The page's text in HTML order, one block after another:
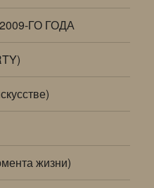
ГО ГОДА
жизни)